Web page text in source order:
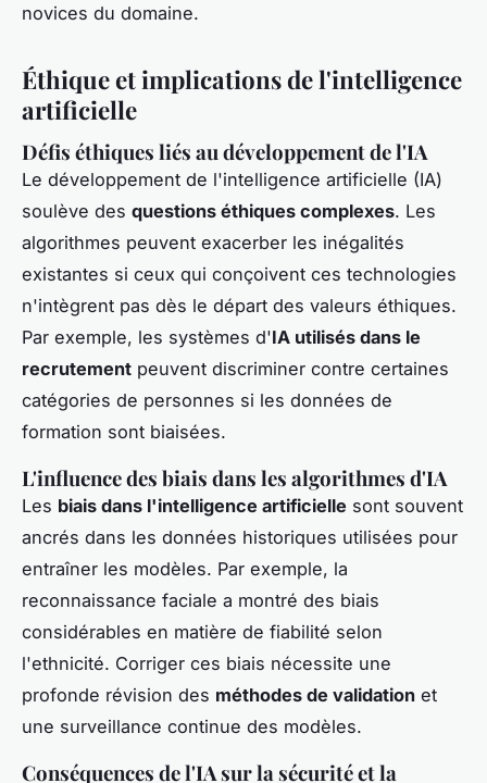
novices du domaine.
Éthique et implications de l'intelligence
artificielle
Défis éthiques liés au développement de l'IA
Le développement de l'intelligence artificielle (IA)
soulève des questions éthiques complexes. Les
algorithmes peuvent exacerber les inégalités
existantes si ceux qui conçoivent ces technologies
n'intègrent pas dès le départ des valeurs éthiques.
Par exemple, les systèmes d'IA utilisés dans le
recrutement peuvent discriminer contre certaines
catégories de personnes si les données de
formation sont biaisées.
L'influence des biais dans les algorithmes d'IA
Les biais dans l'intelligence artificielle sont souvent
ancrés dans les données historiques utilisées pour
entraîner les modèles. Par exemple, la
reconnaissance faciale a montré des biais
considérables en matière de fiabilité selon
l'ethnicité. Corriger ces biais nécessite une
profonde révision des méthodes de validation et
une surveillance continue des modèles.
Conséquences de l'IA sur la sécurité et la